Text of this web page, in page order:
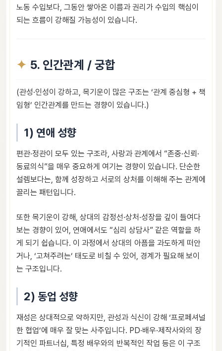
노동 수입보다, 그동안 쌓아온 이름과 권리가 수입의 핵심이
되는 흐름이 강해질 가능성이 있습니다.
5. 인간관계 / 궁합
(관성·인성이 강하고, 목기운이 많은 구조는 ‘관계 중심형 + 책
임형’ 인간관계를 만드는 경향이 있습니다.)
1) 연애 성향
편관·정관이 모두 있는 구조라, 사랑과 관계에서 “존중·신뢰·
동료의식”을 매우 중요하게 여기는 경향이 있습니다. 단순한
설렘보다는, 함께 성장하고 서로의 상처를 이해해 주는 관계에
끌리는 패턴입니다.
또한 목기운이 강해, 상대의 감정선·상처·성장을 깊이 들여다
보는 경향이 있어, 연애에서도 “심리 상담사” 같은 역할을 하
게 되기 쉽습니다. 이 과정에서 상대의 아픔을 과도하게 떠안
거나, ‘고쳐주려는’ 태도로 비칠 수 있어, 경계가 필요해 보이
는 구조입니다.
2) 동업 성향
재성은 상대적으로 약하지만, 관성과 식신이 강해 ‘프로페셔널
한 협업’에 매우 잘 맞는 사주입니다. PD·배우·제작사와의 장
기적인 파트너십, 특정 배우와의 반복적인 작업 등은 이 구조